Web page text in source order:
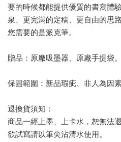
要的時候都能提供優質的書寫體
泉、更完滿的定稿、更自由的思
您需要的是派克筆。
贈品：原廠吸墨器、原廠手提袋。
保固範圍：新品瑕疵、非人為因素
退換貨須知：
商品一經上墨、上卡水，恕無法退
欲試寫請以筆尖沾清水使用。